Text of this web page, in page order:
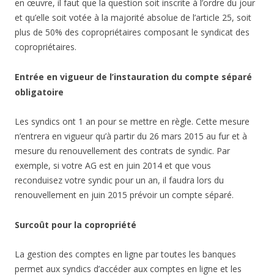
en œuvre, il faut que la question soit inscrite à l’ordre du jour
et qu’elle soit votée à la majorité absolue de l’article 25, soit
plus de 50% des copropriétaires composant le syndicat des
copropriétaires.
Entrée en vigueur de l’instauration du compte séparé
obligatoire
Les syndics ont 1 an pour se mettre en règle. Cette mesure
n’entrera en vigueur qu’à partir du 26 mars 2015 au fur et à
mesure du renouvellement des contrats de syndic. Par
exemple, si votre AG est en juin 2014 et que vous
reconduisez votre syndic pour un an, il faudra lors du
renouvellement en juin 2015 prévoir un compte séparé.
Surcoût pour la copropriété
La gestion des comptes en ligne par toutes les banques
permet aux syndics d’accéder aux comptes en ligne et les